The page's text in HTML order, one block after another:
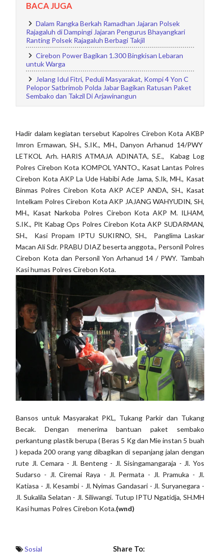
BACA JUGA
Dalam Rangka Berkah Ramadhan Jajaran Polsek
Rajagaluh di Dampingi Jajaran Pengurus Bhayangkari
Ranting Polsek Rajagaluh Berbagi Takjil
Cirebon Power Bagikan 1.300 Bingkisan Lebaran
untuk Warga
Jelang Idul Fitri, Peduli Masyarakat, Kompi 4 Yon C
Pelopor Satbrimob Polda Jabar Bagikan Ratusan Paket
Sembako dan Takzil Di Arjawinangun
Hadir dalam kegiatan tersebut Kapolres Cirebon Kota AKBP
Imron Ermawan, SH., S.IK., MH., Danyon Arhanud 14/PWY
LETKOL Arh. HARIS ATMAJA ADINATA, S.E., Kabag Log
Polres Cirebon Kota KOMPOL YANTO., Kasat Lantas Polres
Cirebon Kota AKP La Ude Habibi Ade Jama, S.Ik, MH., Kasat
Binmas Polres Cirebon Kota AKP ACEP ANDA, SH., Kasat
Intelkam Polres Cirebon Kota AKP JAJANG WAHYUDIN, SH,
MH., Kasat Narkoba Polres Cirebon Kota AKP M. ILHAM,
S.IK., Plt Kabag Ops Polres Cirebon Kota AKP SUDARMAN,
SH., Kasi Propam IPTU SUKIRNO, SH., Panglima Laskar
Macan Ali Sdr. PRABU DIAZ beserta anggota., Personil Polres
Cirebon Kota dan Personil Yon Arhanud 14 / PWY. Tambah
Kasi humas Polres Cirebon Kota.
Bansos untuk Masyarakat PKL, Tukang Parkir dan Tukang
Becak. Dengan menerima bantuan paket sembako
perkantung plastik berupa ( Beras 5 Kg dan Mie instan 5 buah
) kepada 200 orang yang dibagikan di sepanjang jalan dengan
rute Jl. Cemara - Jl. Benteng - Jl. Sisingamangaraja - Jl. Yos
Sudarso - Jl. Ciremai Raya - Jl. Permata - Jl. Pramuka - Jl.
Katiasa - Jl. Kesambi - Jl. Nyimas Gandasari - Jl. Suryanegara -
Jl. Sukalila Selatan - Jl. Siliwangi. Tutup IPTU Ngatidja, SH.MH
Kasi humas Polres Cirebon Kota.(wnd)
Sosial Share To: